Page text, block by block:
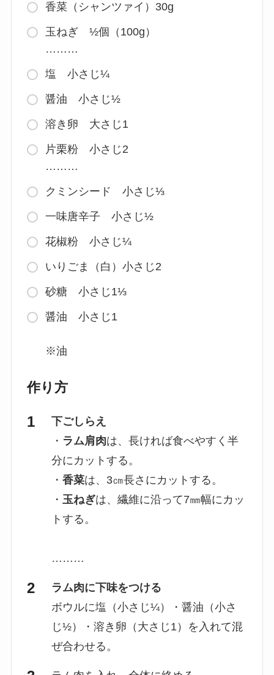
香菜（シャンツァイ）30g
玉ねぎ ½個（100g）
………
塩 小さじ¼
醤油 小さじ½
溶き卵 大さじ1
片栗粉 小さじ2
………
クミンシード 小さじ⅓
一味唐辛子 小さじ½
花椒粉 小さじ¼
いりごま（白）小さじ2
砂糖 小さじ1⅓
醤油 小さじ1
※油
作り方
下ごしらえ
・ ラム肩肉は、長ければ食べやすく半
分にカットする。
・ 香菜は、3㎝長さにカットする。
・ 玉ねぎは、繊維に沿って7㎜幅にカッ
トする。
………
ラム肉に下味をつける
ボウルに塩（小さじ¼）・醤油（小さ
じ½）・溶き卵（大さじ1）を入れて混
ぜ合わせる。